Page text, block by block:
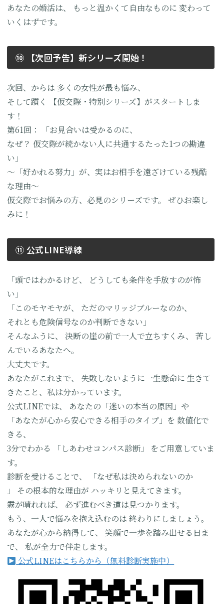
あなたの婚活は、
もっと温かくて自由なものに 変わって
いくはずです。
⑩ 【次回予告】新シリーズ開始！
次回、からは 多くの女性が最も悩み、
そして躓く
【仮交際・特別シリーズ】がスタートしま
す！
第61回：
「お見合いは受かるのに、
なぜ？ 仮交際が続かない人に共通するたった1つの勘違
い」
～「好かれる努力」が、実はお相手を遠ざけている残酷
な理由～
仮交際でお悩みの方、必見のシリーズです。
ぜひお楽し
みに！
⑪ 公式LINE導線
「頭ではわかるけど、
どうしても条件を手放すのが怖
い」
「このモヤモヤが、
ただのマリッジブルーなのか、
それとも危険信号なのか判断できない」
そんなふうに、
決断の崖の前で一人で立ちすくみ、
苦し
んでいるあなたへ。
大丈夫です。
あなたがこれまで、
失敗しないように一生懸命に 生きて
きたこと、私は分かっています。
公式LINEでは、
あなたの「迷いの本当の原因」や
「あなたが心から安心できる相手のタイプ」を 数値化で
きる、
3分でわかる
「しあわせコンパス診断」
をご用意していま
す。
診断を受けることで、
「なぜ私は決められないのか
」
その根本的な理由が ハッキリと見えてきます。
霧が晴れれば、
必ず進むべき道は見つかります。
もう、一人で悩みを抱え込むのは終わりにしましょう。
あなたが心から納得して、
笑顔で一歩を踏み出せる日ま
で、
私が全力で伴走します。
公式LINEはこちらから（無料診断実施中）